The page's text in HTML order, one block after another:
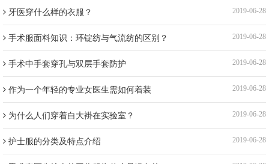
2019-06-28
牙医穿什么样的衣服？
2019-06-28
手术服面料知识：环锭纺与气流纺的区别？
2019-06-28
手术中手套穿孔与双层手套防护
2019-06-28
作为一个年轻的专业女医生需如何着装
2019-06-28
为什么人们穿着白大褂在实验室？
2019-06-28
护士服的分类及特点介绍